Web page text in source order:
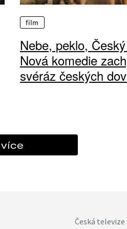
film
Nebe, peklo,
Nová komedie
svéráz českých
více
Česká